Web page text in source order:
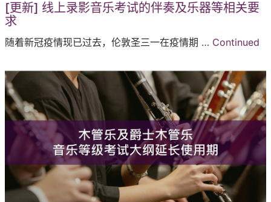
[更新] 线上录影音乐考试的伴奏及乐器等相关要
求
随着新冠疫情现已过去，伦敦圣三一在疫情期 … Continued